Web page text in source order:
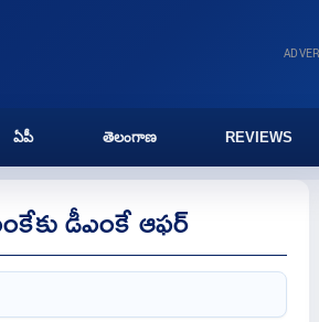
ఏపీ తెలంగాణ REVIEWS
డీఎంకే ఆఫర్